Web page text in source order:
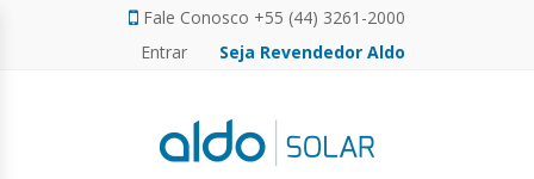
Fale Conosco +55 (44) 3261-2000
Entrar
Seja Revendedor Aldo